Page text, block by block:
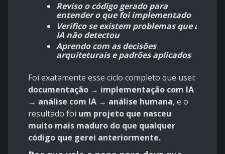
Reviso o código gerado para
entender o que foi implementado​
Verifico se existem problemas que a
IA não detectou
Aprendo com as decisões
arquiteturais e padrões aplicados​
Foi exatamente esse ciclo completo que usei:
documentação → implementação com IA
→ análise com IA → análise humana, e o
resultado foi um projeto que nasceu
muito mais maduro do que qualquer
código que gerei anteriormente.